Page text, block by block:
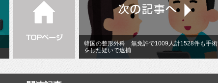
韓国の整形外科 無免許で1009人計1528件も手術
をした疑いで逮捕